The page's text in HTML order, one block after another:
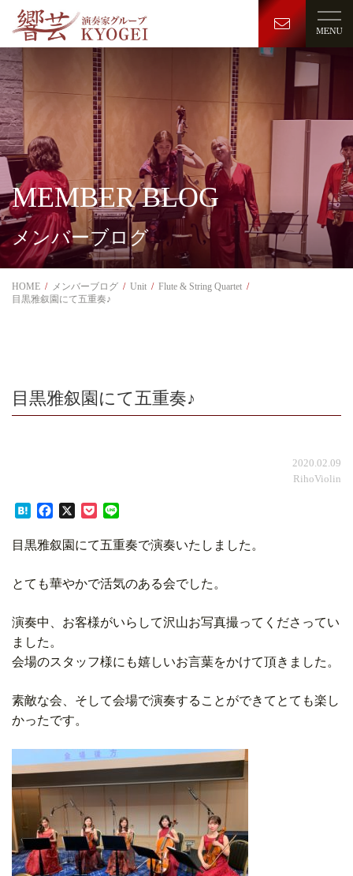
MEMBER BLOG
メンバーブログ
HOME メンバーブログ Unit
Flute & String Quartet
目黒雅叙園にて五重奏♪
目黒雅叙園にて五重奏♪
2020.02.09
RihoViolin
HatenaFacebook
X Pocket
目黒雅叙園にて五重奏で演奏いたしました。
とても華やかで活気のある会でした。
演奏中、お客様がいらして沢山お写真撮ってくださってい
ました。
会場のスタッフ様にも嬉しいお言葉をかけて頂きました。
素敵な会、そして会場で演奏することができてとても楽し
かったです。